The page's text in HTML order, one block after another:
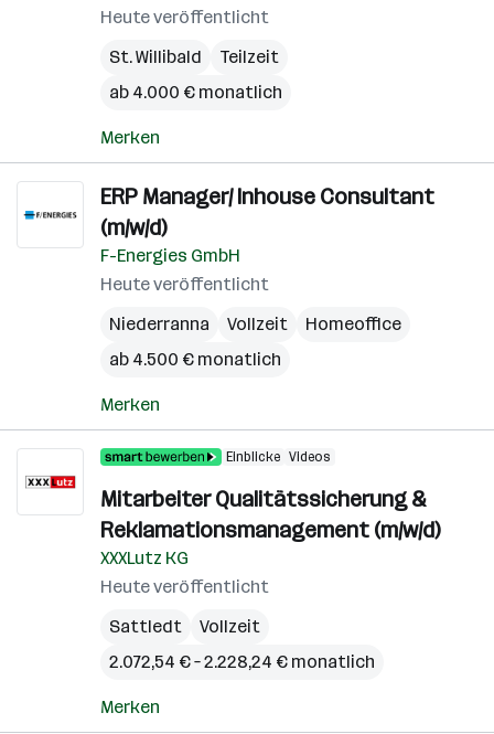
Heute veröffentlicht
St. Willibald
Teilzeit
ab 4.000 € monatlich
Merken
ERP Manager/ Inhouse Consultant
(m/w/d)
F-Energies GmbH
Heute veröffentlicht
Niederranna
Vollzeit
Homeoffice
ab 4.500 € monatlich
Merken
Einblicke Videos
Mitarbeiter Qualitätssicherung &
Reklamationsmanagement (m/w/d)
XXXLutz KG
Heute veröffentlicht
Sattledt
Vollzeit
2.072,54 € – 2.228,24 € monatlich
Merken